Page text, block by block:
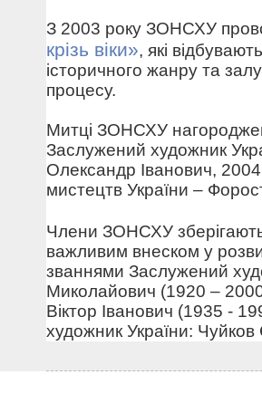
З 2003 року ЗОНСХУ
крізь віки», які
історичного жанру та
процесу.
Митці ЗОНСХУ
Заслужений художник
Олександр Іванович,
мистецтв України –
Члени ЗОНСХУ
важливим внеском у
званнями Заслужений
Миколайович (1920 –
Віктор Іванович (1935 -
художник України: